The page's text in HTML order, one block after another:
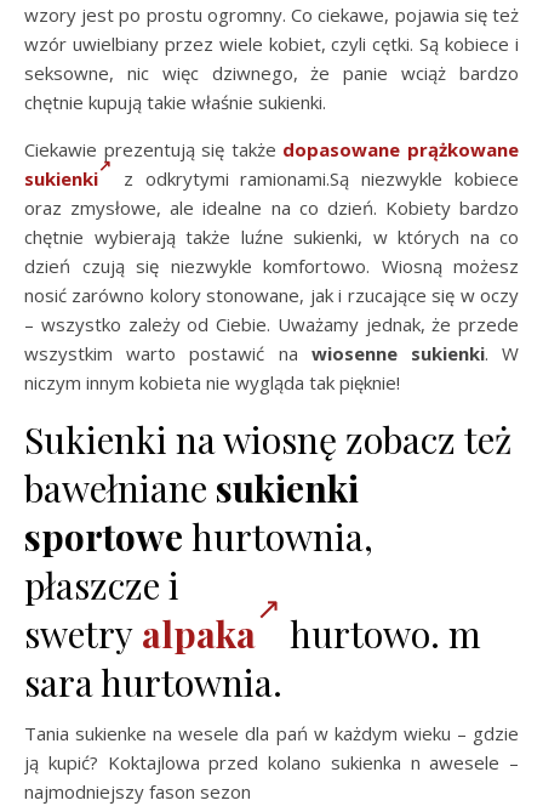
wzory jest po prostu ogromny. Co ciekawe, pojawia się też
wzór uwielbiany przez wiele kobiet, czyli cętki. Są kobiece i
seksowne, nic więc dziwnego, że panie wciąż bardzo
chętnie kupują takie właśnie sukienki.
Ciekawie prezentują się także dopasowane prążkowane
sukienki
z odkrytymi ramionami.Są niezwykle kobiece
oraz zmysłowe, ale idealne na co dzień. Kobiety bardzo
chętnie wybierają także luźne sukienki, w których na co
dzień czują się niezwykle komfortowo. Wiosną możesz
nosić zarówno kolory stonowane, jak i rzucające się w oczy
– wszystko zależy od Ciebie. Uważamy jednak, że przede
wszystkim warto postawić na wiosenne sukienki. W
niczym innym kobieta nie wygląda tak pięknie!
Sukienki na wiosnę zobacz też
bawełniane sukienki
sportowe hurtownia,
płaszcze i
swetry alpaka
hurtowo. m
sara hurtownia.
Tania sukienke na wesele dla pań w każdym wieku – gdzie
ją kupić? Koktajlowa przed kolano sukienka n awesele –
najmodniejszy fason sezon